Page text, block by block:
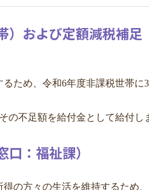
帯）および定額減税
ため、令和6年度非課税世帯に
の不足額を給付金として給付し
：福祉課）
の方々の生活を維持するため